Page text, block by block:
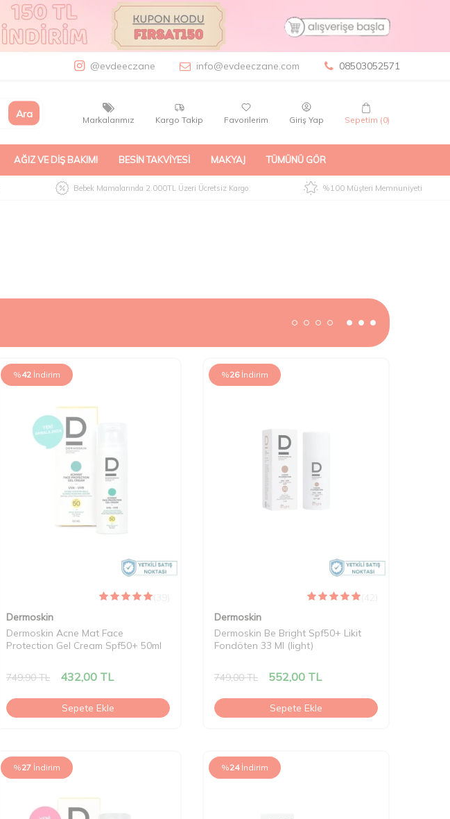
@evdeeczane info@evdeeczane.com 08503052571
Ara Markalarımız Kargo Takip Favorilerim Giriş Yap Sepetim (0)
AĞIZ VE DIŞ BAKIMI BESIN TAKVIYESI MAKYAJ TÜMÜNÜ GÖR
Bebek Mamalarında 2.000TL Üzeri Ücretsiz Kargo %100 Müşteri Memnuniyeti
%42 İndirim
(39)
Dermoskin
Dermoskin Acne Mat Face
Protection Gel Cream Spf50+ 50ml
749,90TL 432,00TL
Sepete Ekle
%26 İndirim
(42)
Dermoskin
Dermoskin Be Bright Spf50+ Likit
Fondöten 33 Ml (light)
749,00TL 552,00TL
Sepete Ekle
%27 İndirim %24 İndirim